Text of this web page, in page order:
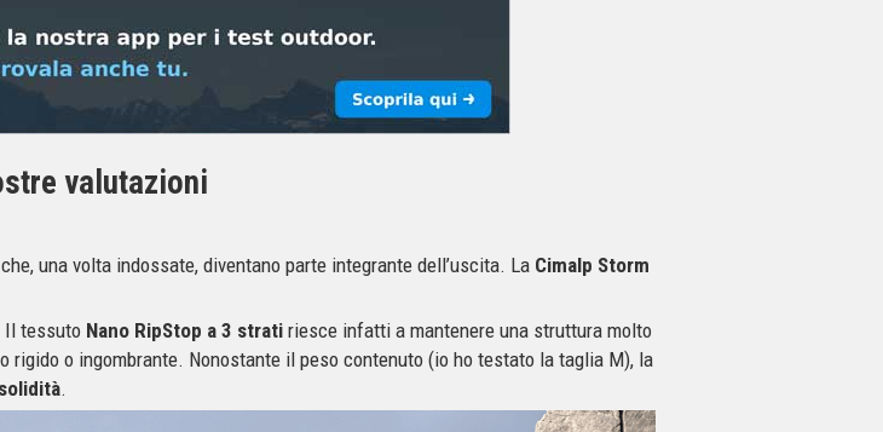
valutazioni
una volta indossate, diventano parte integrante dell’uscita. La Cimalp Storm
Il tessuto Nano RipStop a 3 strati riesce infatti a mantenere una struttura molto
o ingombrante. Nonostante il peso contenuto (io ho testato la taglia M), la
.